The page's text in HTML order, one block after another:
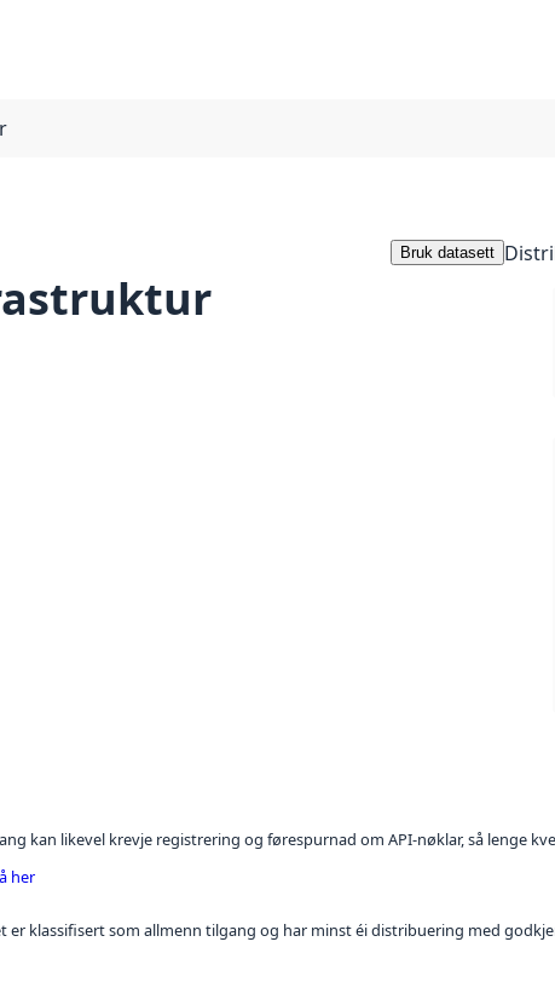
Bruk datasett
kan likevel krevje registrering og førespurnad om API-nøklar, så lenge
her
er klassifisert som allmenn tilgang og har minst éi distribuering med